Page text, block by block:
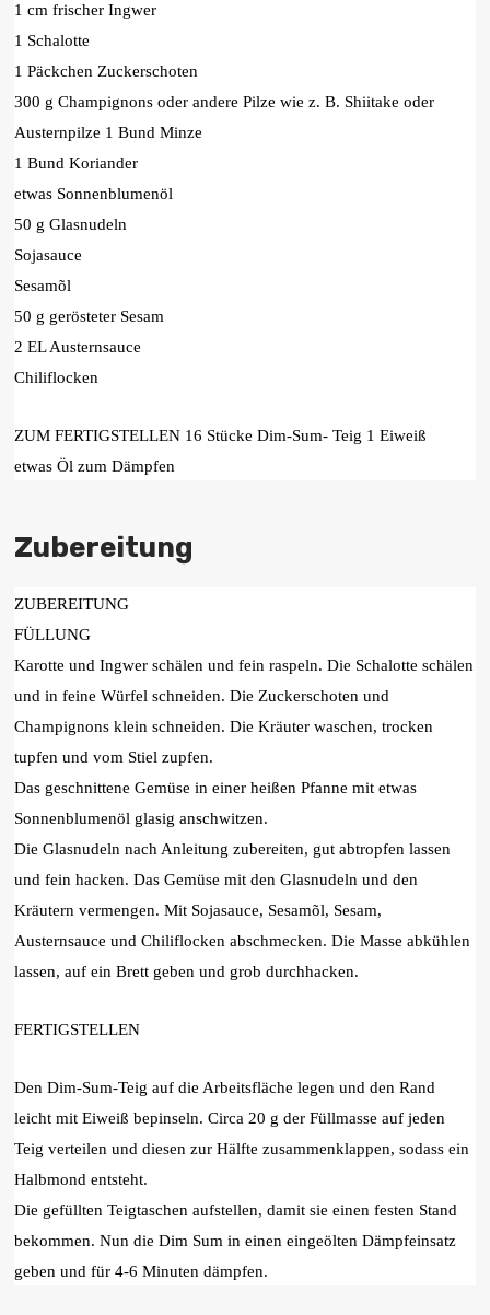
1 cm frischer Ingwer
1 Schalotte
1 Päckchen Zuckerschoten
300 g Champignons oder andere Pilze wie z. B. Shiitake oder
Austernpilze 1 Bund Minze
1 Bund Koriander
etwas Sonnenblumenöl
50 g Glasnudeln
Sojasauce
Sesamõl
50 g gerösteter Sesam
2 EL Austernsauce
Chiliflocken
ZUM FERTIGSTELLEN 16 Stücke Dim-Sum- Teig 1 Eiweiß
etwas Öl zum Dämpfen
Zubereitung
ZUBEREITUNG
FÜLLUNG
Karotte und Ingwer schälen und fein raspeln. Die Schalotte schälen
und in feine Würfel schneiden. Die Zuckerschoten und
Champignons klein schneiden. Die Kräuter waschen, trocken
tupfen und vom Stiel zupfen.
Das geschnittene Gemüse in einer heißen Pfanne mit etwas
Sonnenblumenöl glasig anschwitzen.
Die Glasnudeln nach Anleitung zubereiten, gut abtropfen lassen
und fein hacken. Das Gemüse mit den Glasnudeln und den
Kräutern vermengen. Mit Sojasauce, Sesamõl, Sesam,
Austernsauce und Chiliflocken abschmecken. Die Masse abkühlen
lassen, auf ein Brett geben und grob durchhacken.
FERTIGSTELLEN
Den Dim-Sum-Teig auf die Arbeitsfläche legen und den Rand
leicht mit Eiweiß bepinseln. Circa 20 g der Füllmasse auf jeden
Teig verteilen und diesen zur Hälfte zusammenklappen, sodass ein
Halbmond entsteht.
Die gefüllten Teigtaschen aufstellen, damit sie einen festen Stand
bekommen. Nun die Dim Sum in einen eingeölten Dämpfeinsatz
geben und für 4-6 Minuten dämpfen.